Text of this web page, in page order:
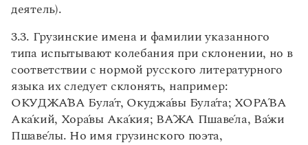
Статьи
Интервью
Лекции и подкасты
Рекомендуем
Учебник Грамоты
3. Мужские и женские фамилии и личные имена,
оканчивающиеся на -а, -я, -ия, -ая, -оя
4. Мужские и женские фамилии и личные имена,
оканчивающиеся на согласную
5. Сложные заимствованные имена и фамилии
6. Двойные фамилии
Библиография
Толковые словари, нормативные справочники
Энциклопедические словари
деятель).
3.3. Грузинские имена и фамилии указанного
типа испытывают колебания при склонении, но в
соответствии с нормой русского литературного
языка их следует склонять, например:
ОКУДЖА́ВА Була́т, Окуджа́вы Була́та; ХОРА́ВА
Ака́кий, Хора́вы Ака́кия; ВА́ЖА Пшаве́ла, Ва́жи
Пшаве́лы. Но имя грузинского поэта,